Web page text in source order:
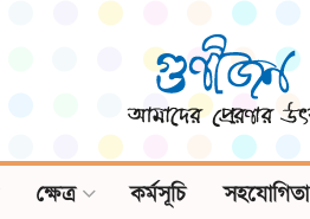
ক্ষেত্র কর্মসূচি সহযোগিতা